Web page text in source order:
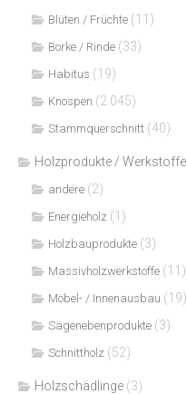
Blüten / Früchte (11)
Borke / Rinde (33)
Habitus (19)
Knospen (2.045)
Stammquerschnitt (40)
Holzprodukte / Werkstoffe
andere (2)
Energieholz (1)
Holzbauprodukte (3)
Massivholzwerkstoffe (11)
Möbel- / Innenausbau (19)
Sägenebenprodukte (3)
Schnittholz (52)
Holzschädlinge (3)